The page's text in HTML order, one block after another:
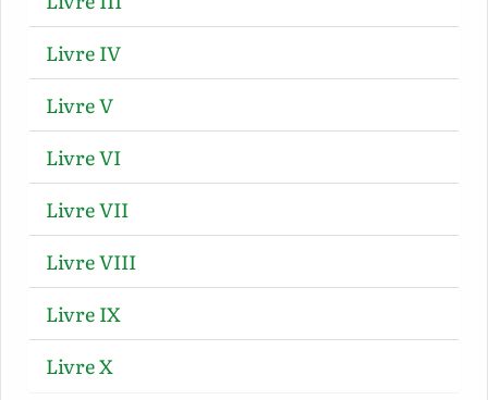
Livre IV
Livre V
Livre VI
Livre VII
Livre VIII
Livre IX
Livre X